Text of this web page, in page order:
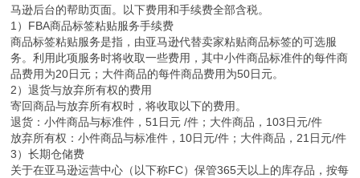
马逊后台的帮助页面。以下费用和手续费全部含税。
1）FBA商品标签粘贴服务手续费
商品标签粘贴服务是指，由亚马逊代替卖家粘贴商品标签的可选服
务。利用此项服务时将收取一些费用，其中小件商品标准件的每件商
品费用为20日元；大件商品的每件商品费用为50日元。
2）退货与放弃所有权的费用
寄回商品与放弃所有权时，将收取以下的费用。
退货：小件商品与标准件，51日元 /件；大件商品，103日元/件
放弃所有权：小件商品与标准件，10日元/件；大件商品，21日元/件
3）长期仓储费
关于在亚马逊运营中心（以下称FC）保管365天以上的库存品，按每